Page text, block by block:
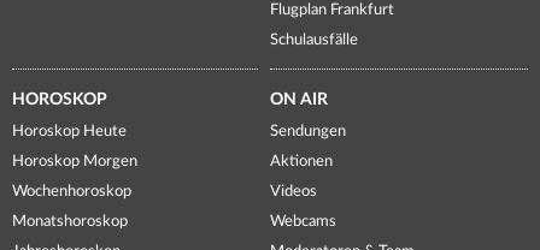
Flugplan Frankfurt
Schulausfälle
HOROSKOP
Horoskop Heute
Horoskop Morgen
Wochenhoroskop
Monatshoroskop
ON AIR
Sendungen
Aktionen
Videos
Webcams